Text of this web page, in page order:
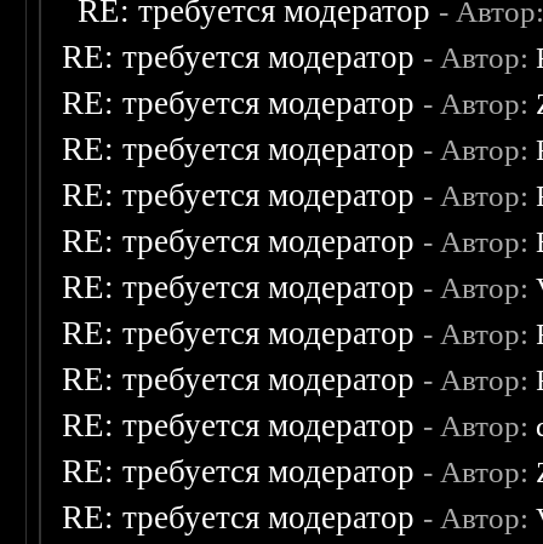
RE: требуется модератор -
RE: требуется модератор - Автор:
RE: требуется модератор - Автор:
RE: требуется модератор - Автор:
RE: требуется модератор - Автор:
RE: требуется модератор - Автор:
RE: требуется модератор - Автор:
RE: требуется модератор - Автор:
RE: требуется модератор - Автор:
RE: требуется модератор - Автор:
RE: требуется модератор - Автор:
RE: требуется модератор - Автор: